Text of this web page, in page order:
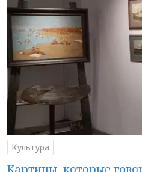
Культура
Картины, которые